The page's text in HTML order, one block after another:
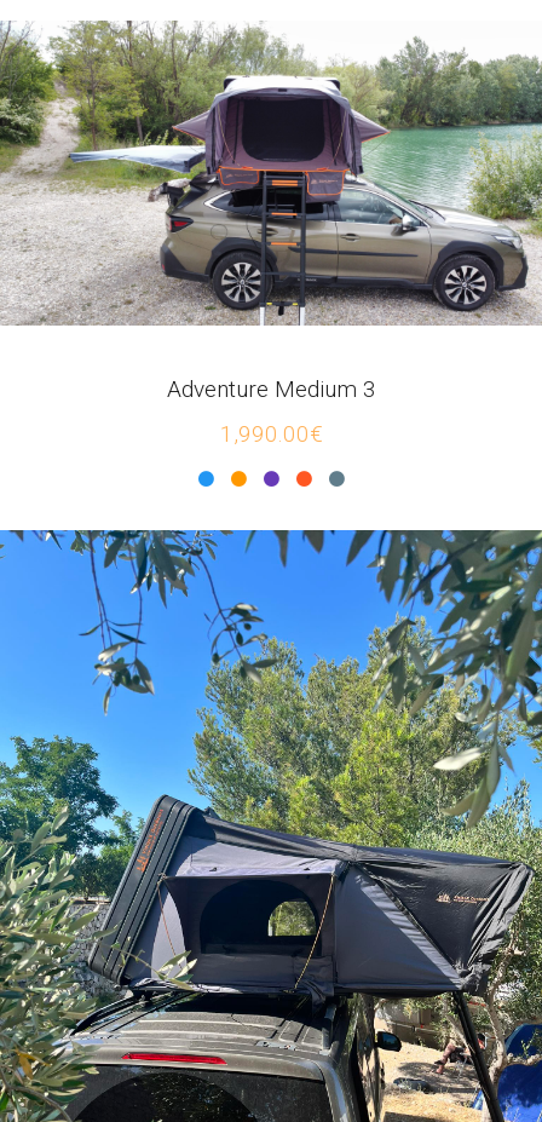
Adventure Medium 3
1,990.00€